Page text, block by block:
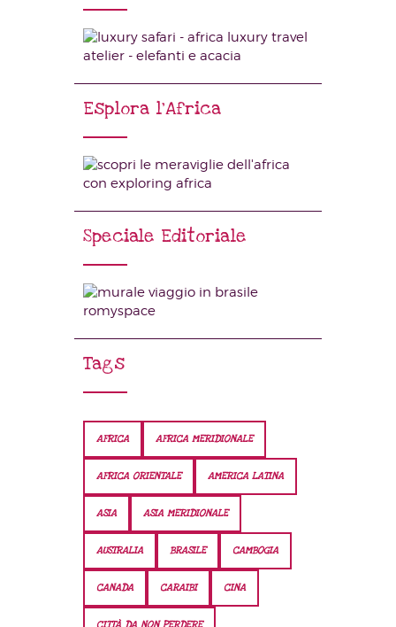
Esplora l’Africa
Speciale Editoriale
Tags
AFRICA AFRICA MERIDIONALE
AFRICA ORIENTALE AMERICA LATINA
ASIA ASIA MERIDIONALE
AUSTRALIA BRASILE CAMBOGIA
CANADA CARAIBI CINA